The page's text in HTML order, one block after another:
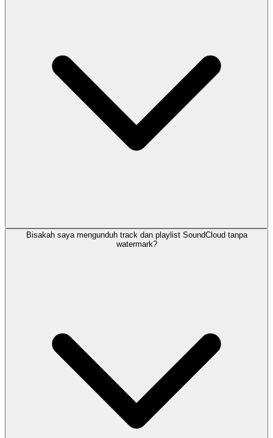
Bisakah saya mengunduh track dan playlist SoundCloud tanpa
watermark?